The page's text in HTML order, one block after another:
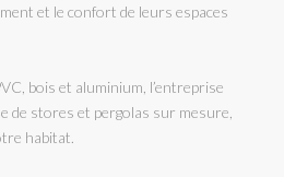
et le confort de leurs espaces
bois et aluminium, l’entreprise
de stores et pergolas sur mesure,
habitat.